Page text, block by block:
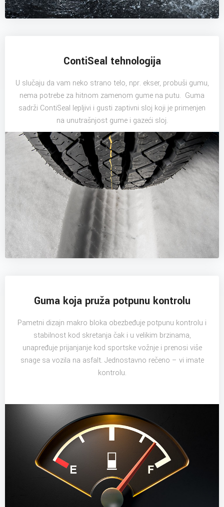
ContiSeal tehnologija
U slučaju da vam neko strano telo, npr. ekser, probuši gumu,
nema potrebe za hitnom zamenom gume na putu. Guma
sadrži ContiSeal lepljivi i gusti zaptivni sloj koji je primenjen
na unutrašnjost gume i gazeći sloj.
Guma koja pruža potpunu kontrolu
Pametni dizajn makro bloka obezbeđuje potpunu kontrolu i
stabilnost kod skretanja čak i u velikim brzinama,
unapređuje prijanjanje kod sportske vožnje i prenosi više
snage sa vozila na asfalt. Jednostavno rečeno – vi imate
kontrolu.